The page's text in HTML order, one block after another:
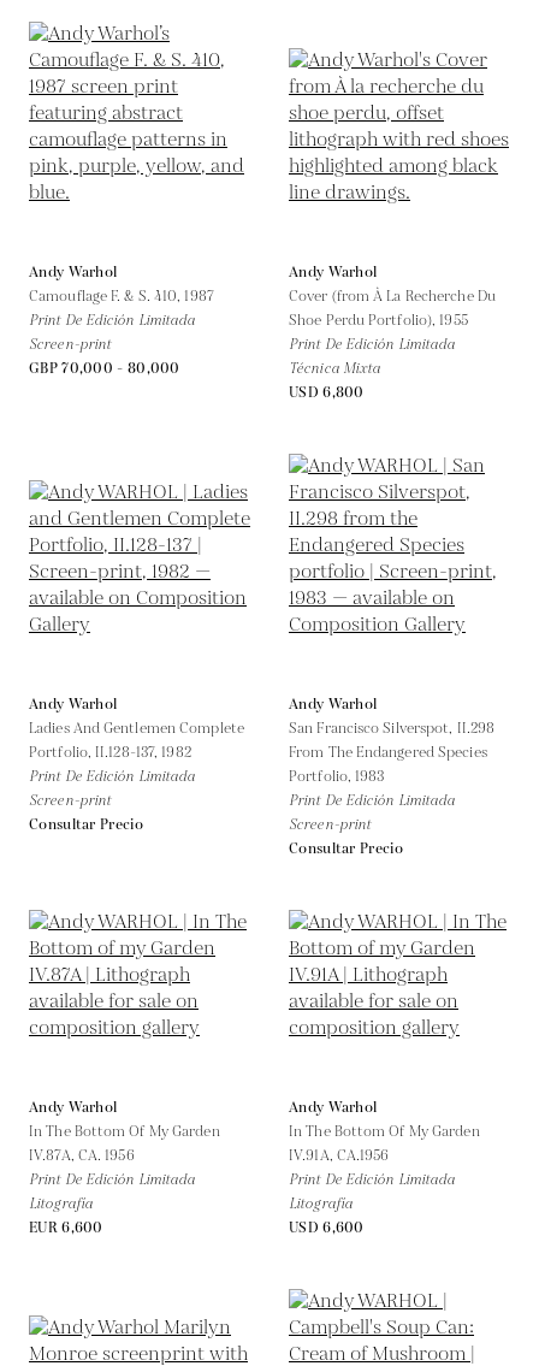
Andy Warhol
Camouflage F. & S. 410,1987
Print De Edición Limitada
Screen-print
GBP 70,000 - 80,000
Andy Warhol
Cover (from À La Recherche Du
Shoe Perdu Portfolio),1955
Print De Edición Limitada
Técnica Mixta
USD 6,800
Andy Warhol
Ladies And Gentlemen Complete
Portfolio, II.128-137,1982
Print De Edición Limitada
Screen-print
Consultar Precio
Andy Warhol
San Francisco Silverspot, II.298
From The Endangered Species
Portfolio,1983
Print De Edición Limitada
Screen-print
Consultar Precio
Andy Warhol
In The Bottom Of My Garden
IV.87A, CA. 1956
Print De Edición Limitada
Litografía
EUR 6,600
Andy Warhol
In The Bottom Of My Garden
IV.91A, CA.1956
Print De Edición Limitada
Litografía
USD 6,600